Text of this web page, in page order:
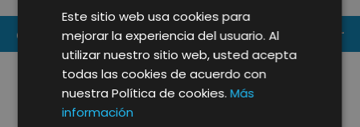
CONTACT US
Este sitio web usa cookies para
mejorar la experiencia del usuario. Al
utilizar nuestro sitio web, usted acepta
todas las cookies de acuerdo con
nuestra Política de cookies.Más
información